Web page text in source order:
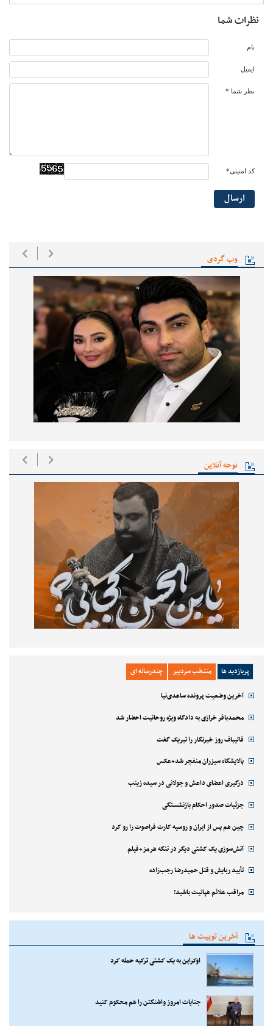
وب گردی
نوحه آنلاین
پربازدید ها منتخب سردبیر چندرسانه ای
آخرین وضعیت پرونده ساعدی‌نیا
محمدباقر خرازی به دادگاه ویژه روحانیت احضار شد
قالیباف روز خبرنگار را تبریک گفت
پالایشگاه سیزران منفجر شد+عکس
درگیری اعضای داعش و جولانی در سیده زینب
جزئیات صدور احکام بازنشستگی
چین هم پس از ایران و روسیه کارت فراصوت را رو کرد
آتش‌سوزی یک کشتی دیگر در تنگه هرمز+فیلم
تأیید ربایش و قتل حمیدرضا رجب‌زاده
مراقب علائم هپاتیت باشید!
آخرین توییت ها
اوکراین به یک کشتی ترکیه حمله کرد
جنایات امروز واشنگتن را هم محکوم کنید
نظرات شما
نام
ایمیل
نظر شما *
کد امنیتی*
ارسال